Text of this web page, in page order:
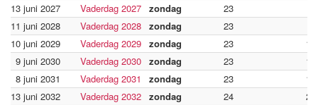
13 juni 2027
Vaderdag 2027 zondag 23
11 juni 2028
Vaderdag 2028 zondag 23
10 juni 2029
Vaderdag 2029 zondag 23
9 juni 2030
Vaderdag 2030 zondag 23
8 juni 2031
Vaderdag 2031 zondag 23
13 juni 2032
Vaderdag 2032 zondag 24